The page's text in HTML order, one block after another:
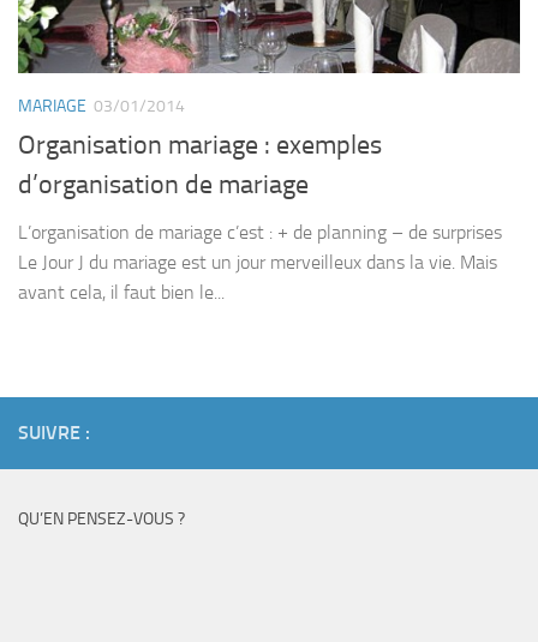
MARIAGE 03/01/2014
Organisation mariage : exemples
d’organisation de mariage
L’organisation de mariage c’est : + de planning – de surprises
Le Jour J du mariage est un jour merveilleux dans la vie. Mais
avant cela, il faut bien le...
SUIVRE :
QU’EN PENSEZ-VOUS ?